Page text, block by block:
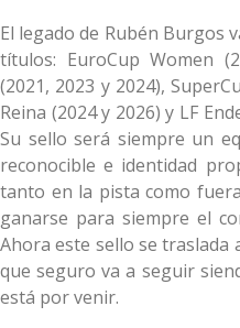
El legado de Rubén Burgos
títulos: EuroCup Women
(2021, 2023 y 2024),
Reina (2024 y 2026) y LF
Su sello será siempre un
reconocible e identidad
tanto en la pista como
ganarse para siempre el
Ahora este sello se traslada
que seguro va a seguir
está por venir.